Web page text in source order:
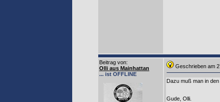
Beitrag von:
Olli aus Mainhattan
... ist OFFLINE
Geschrieben am
Dazu muß man in
Gude, Olli.